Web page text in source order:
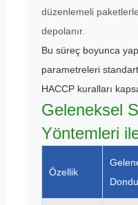
düzenlemeli
depolanır.
Bu süreç boyunca
parametreleri
HACCP kuralları
Geleneksel
Yöntemleri
Özellik